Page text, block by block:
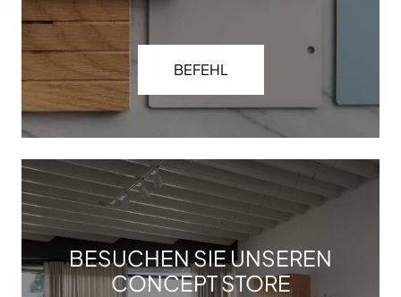
BEFEHL
BESUCHEN SIE UNSEREN
CONCEPT STORE